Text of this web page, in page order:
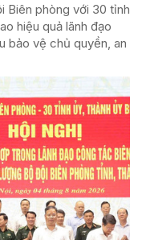
Biên phòng với 30 tỉnh
hiệu quả lãnh đạo
bảo vệ chủ quyền, an